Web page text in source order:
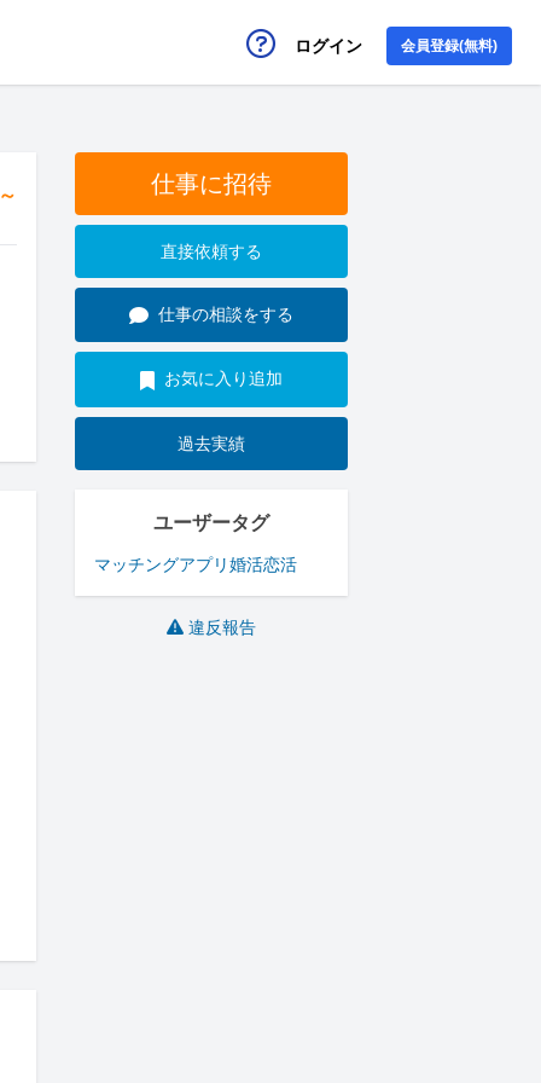
ログイン 会員登録(無料)
仕事に招待
直接依頼する
仕事の相談をする
お気に入り追加
過去実績
ユーザータグ
マッチングアプリ婚活恋活
違反報告